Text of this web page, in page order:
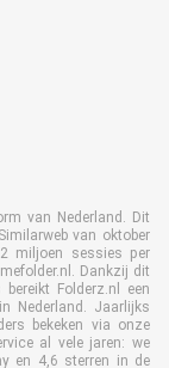
van Nederland. Dit
van oktober
miljoen sessies per
Dankzij dit
Folderz.nl een
Nederland. Jaarlijks
bekeken via onze
al vele jaren: we
en 4,6 sterren in de